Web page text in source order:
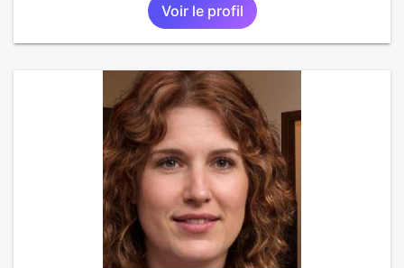
Voir le profil